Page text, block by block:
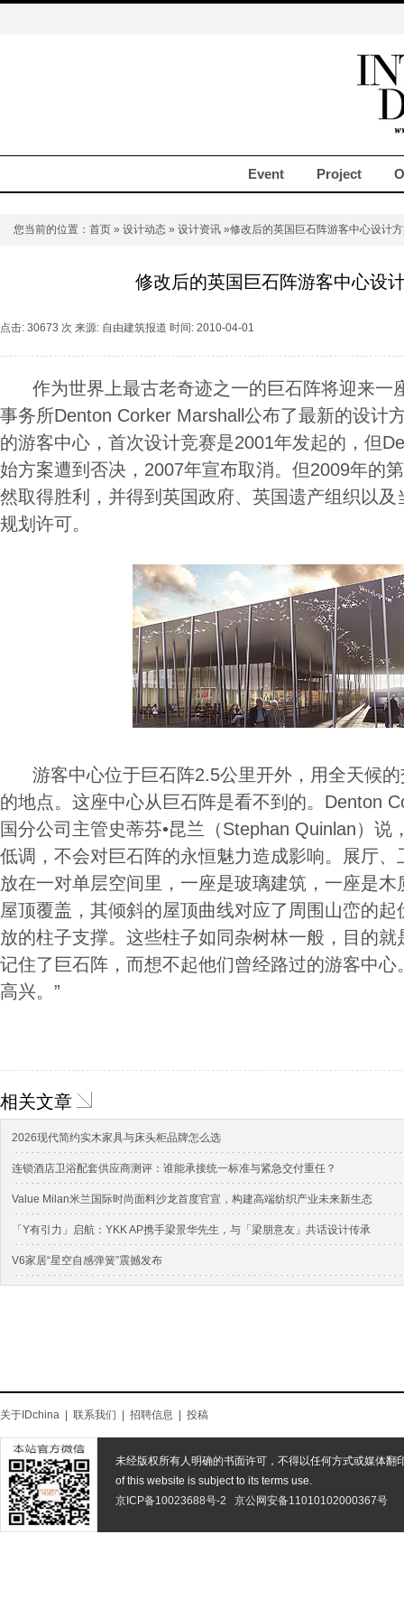
Event Project
您当前的位置： 首页 » 设计动态 » 设计资讯 »修改后的英国巨石阵游客中心设计
修改后的英国巨石阵游客中心设
点击: 30673 次 来源: 自由建筑报道 时间: 2010-04-01
作为世界上最古老奇迹之一的巨石阵将迎来一
事务所Denton Corker Marshall公布了最新的设计
的游客中心，首次设计竞赛是2001年发起的，但
始方案遭到否决，2007年宣布取消。但2009年的
然取得胜利，并得到英国政府、英国遗产组织以
规划许可。
游客中心位于巨石阵2.5公里开外，用全天候的
的地点。这座中心从巨石阵是看不到的。Denton
国分公司主管史蒂芬•昆兰（Stephan Quinlan）说
低调，不会对巨石阵的永恒魅力造成影响。展厅
放在一对单层空间里，一座是玻璃建筑，一座是
屋顶覆盖，其倾斜的屋顶曲线对应了周围山峦的
放的柱子支撑。这些柱子如同杂树林一般，目的
记住了巨石阵，而想不起他们曾经路过的游客中心
高兴。”
相关文章
2026现代简约实木家具与床头柜品牌怎么选
连锁酒店卫浴配套供应商测评：谁能承接统一标准与紧急交付重任？
Value Milan米兰国际时尚面料沙龙首度官宣，构建高端纺织产业未来新生态
「Y有引力」启航：YKK AP携手梁景华先生，与「梁朋意友」共话设计传承
V6家居“星空自感弹簧”震撼发布
关于IDchina 联系我们 招聘信息 投稿
未经版权所有人明确的书面许可，不得以任何方式或媒体翻
of this website is subject to its terms use.
京ICP备10023688号-2
京公网安备11010102000367号